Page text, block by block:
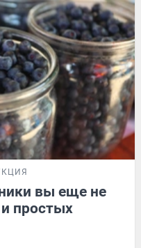
вы еще не
простых